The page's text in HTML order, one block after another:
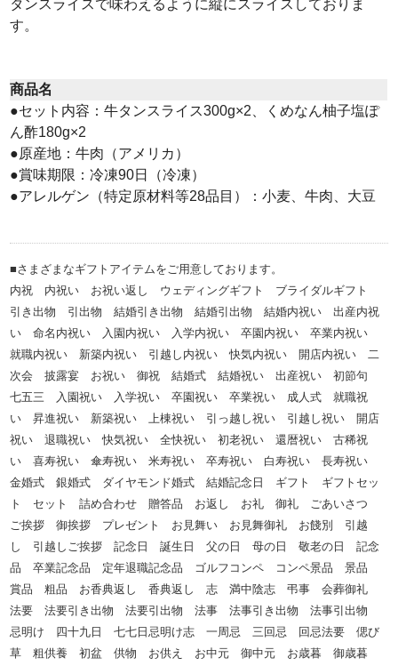
タンスライスで味わえるように縦にスライスしておりま
す。
商品名
●セット内容：牛タンスライス300g×2、くめなん柚子塩ぽ
ん酢180g×2
●原産地：牛肉（アメリカ）
●賞味期限：冷凍90日（冷凍）
●アレルゲン（特定原材料等28品目）：小麦、牛肉、大豆
■さまざまなギフトアイテムをご用意しております。
内祝 内祝い お祝い返し ウェディングギフト ブライダルギフト
引き出物 引出物 結婚引き出物 結婚引出物 結婚内祝い 出産内祝
い 命名内祝い 入園内祝い 入学内祝い 卒園内祝い 卒業内祝い
就職内祝い 新築内祝い 引越し内祝い 快気内祝い 開店内祝い 二
次会 披露宴 お祝い 御祝 結婚式 結婚祝い 出産祝い 初節句
七五三 入園祝い 入学祝い 卒園祝い 卒業祝い 成人式 就職祝
い 昇進祝い 新築祝い 上棟祝い 引っ越し祝い 引越し祝い 開店
祝い 退職祝い 快気祝い 全快祝い 初老祝い 還暦祝い 古稀祝
い 喜寿祝い 傘寿祝い 米寿祝い 卒寿祝い 白寿祝い 長寿祝い
金婚式 銀婚式 ダイヤモンド婚式 結婚記念日 ギフト ギフトセッ
ト セット 詰め合わせ 贈答品 お返し お礼 御礼 ごあいさつ
ご挨拶 御挨拶 プレゼント お見舞い お見舞御礼 お餞別 引越
し 引越しご挨拶 記念日 誕生日 父の日 母の日 敬老の日 記念
品 卒業記念品 定年退職記念品 ゴルフコンペ コンペ景品 景品
賞品 粗品 お香典返し 香典返し 志 満中陰志 弔事 会葬御礼
法要 法要引き出物 法要引出物 法事 法事引き出物 法事引出物
忌明け 四十九日 七七日忌明け志 一周忌 三回忌 回忌法要 偲び
草 粗供養 初盆 供物 お供え お中元 御中元 お歳暮 御歳暮